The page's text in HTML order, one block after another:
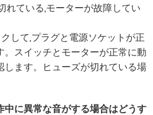
れている,モーターが故障してい
して,プラグと電源ソケットが正
スイッチとモーターが正常に動
ます。ヒューズが切れている場
中に異常な音がする場合はどうす